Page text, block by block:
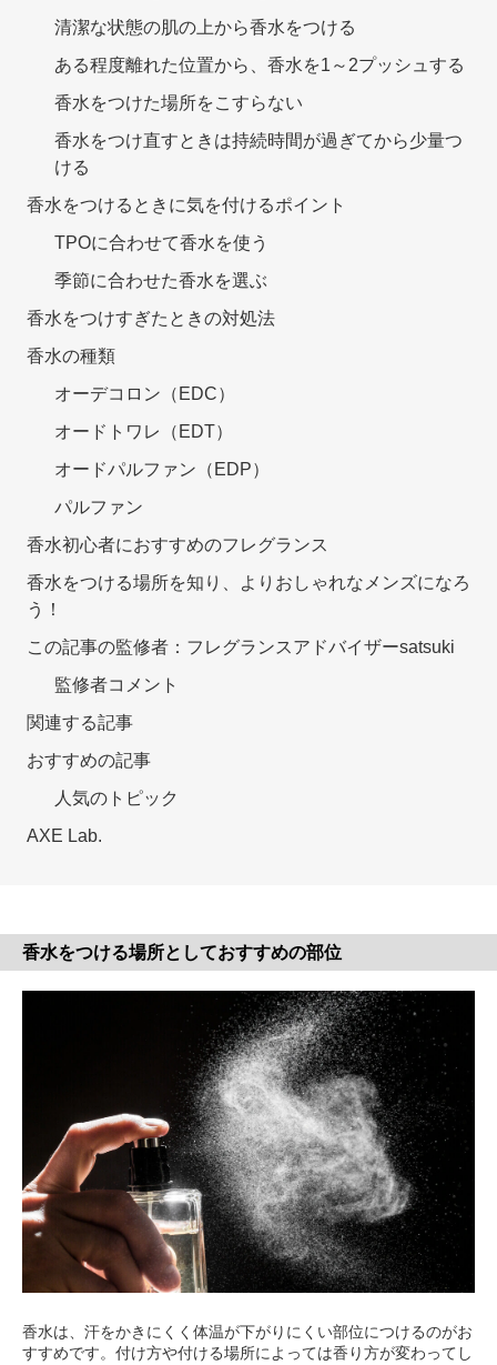
清潔な状態の肌の上から香水をつける
ある程度離れた位置から、香水を1～2プッシュする
香水をつけた場所をこすらない
香水をつけ直すときは持続時間が過ぎてから少量つ
ける
香水をつけるときに気を付けるポイント
TPOに合わせて香水を使う
季節に合わせた香水を選ぶ
香水をつけすぎたときの対処法
香水の種類
オーデコロン（EDC）
オードトワレ（EDT）
オードパルファン（EDP）
パルファン
香水初心者におすすめのフレグランス
香水をつける場所を知り、よりおしゃれなメンズになろ
う！
この記事の監修者：フレグランスアドバイザーsatsuki
監修者コメント
関連する記事
おすすめの記事
人気のトピック
AXE Lab.
香水をつける場所としておすすめの部位
香水は、汗をかきにくく体温が下がりにくい部位につけるのがお
すすめです。付け方や付ける場所によっては香り方が変わってし